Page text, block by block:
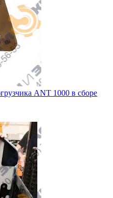
ANT 1000 в сборе